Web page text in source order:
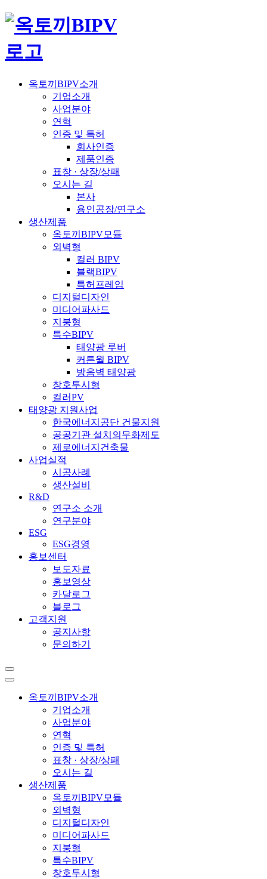
옥토끼BIPV소개
기업소개
사업분야
연혁
인증 및 특허
회사인증
제품인증
표창 · 상장/상패
오시는 길
본사
용인공장/연구소
생산제품
옥토끼BIPV모듈
외벽형
컬러 BIPV
블랙BIPV
특허프레임
디지털디자인
미디어파사드
지붕형
특수BIPV
태양광 루버
커튼월 BIPV
방음벽 태양광
창호투시형
컬러PV
태양광 지원사업
한국에너지공단 건물지원
공공기관 설치의무화제도
제로에너지건축물
사업실적
시공사례
생산설비
R&D
연구소 소개
연구분야
ESG
ESG경영
홍보센터
보도자료
홍보영상
카달로그
블로그
고객지원
공지사항
문의하기
옥토끼BIPV소개
기업소개
사업분야
연혁
인증 및 특허
표창 · 상장/상패
오시는 길
생산제품
옥토끼BIPV모듈
외벽형
디지털디자인
미디어파사드
지붕형
특수BIPV
창호투시형